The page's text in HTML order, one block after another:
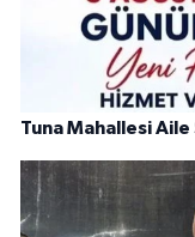
Tuna Mahallesi Aile